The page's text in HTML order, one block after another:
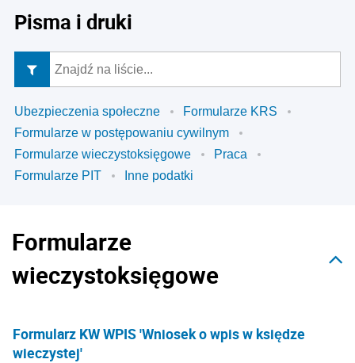
Pisma i druki
Ubezpieczenia społeczne
Formularze KRS
Formularze w postępowaniu cywilnym
Formularze wieczystoksięgowe
Praca
Formularze PIT
Inne podatki
Formularze
wieczystoksięgowe
Formularz KW WPIS 'Wniosek o wpis w księdze
wieczystej'